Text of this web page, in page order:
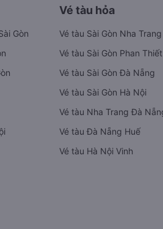
Gòn
Vé tàu hỏa
Vé tàu Sài Gòn Nha Trang
Vé tàu Sài Gòn Phan Thiết
Vé tàu Sài Gòn Đà Nẵng
Vé tàu Sài Gòn Hà Nội
Vé tàu Nha Trang Đà
Vé tàu Đà Nẵng Huế
Vé tàu Hà Nội Vinh